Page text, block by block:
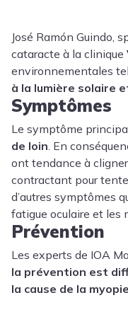
José Ramón Guindo,
cataracte à la clinique
environnementales
à la lumière solaire
Symptômes
Le symptôme
de loin . En
ont tendance à
contractant pour
d’autres symptômes
fatigue oculaire et les
Prévention
Les experts de IOA
la prévention est
la cause de la myopie